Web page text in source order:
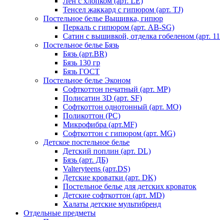
Тенсел жаккард с гипюром (арт. TJ)
Постельное белье Вышивка, гипюр
Перкаль с гипюром (арт. AB-SG)
Сатин с вышивкой, отделка гобеленом (арт.
Постельное белье Бязь
Бязь (арт.BR)
Бязь 130 гр
Бязь ГОСТ
Постельное белье Эконом
Софткоттон печатный (арт. MР)
Полисатин 3D (арт. SF)
Софткоттон однотонный (арт. MO)
Поликоттон (PC)
Микрофибра (арт.MF)
Софткоттон с гипюром (арт. MG)
Детское постельное белье
Детский поплин (арт. DL)
Бязь (арт. ДБ)
Valteryteens (арт.DS)
Детские кроватки (арт. DK)
Постельное белье для детских кроваток
Детские софткоттон (арт. MD)
Халаты детские мультибренд
Отдельные предметы